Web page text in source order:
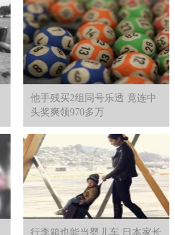
他手残买2组同号乐透 竟连中
头奖爽领970多万
行李箱也能当婴儿车 日本家长